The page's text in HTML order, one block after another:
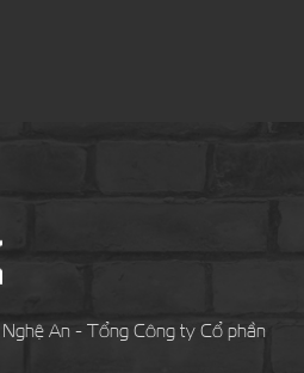
An - Tổng Công ty Cổ phần